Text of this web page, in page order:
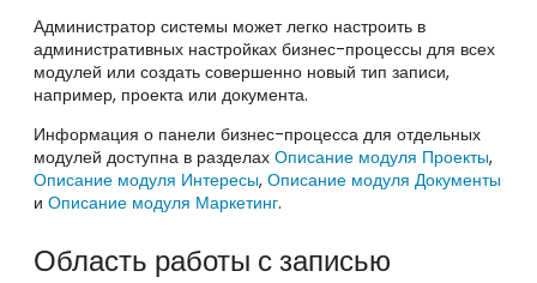
Администратор системы может легко настроить в
административных настройках бизнес-процессы для всех
модулей или создать совершенно новый тип записи,
например, проекта или документа.
Информация о панели бизнес-процесса для отдельных
модулей доступна в разделах Описание модуля Проекты,
Описание модуля Интересы, Описание модуля Документы
и Описание модуля Маркетинг.
Область работы с записью